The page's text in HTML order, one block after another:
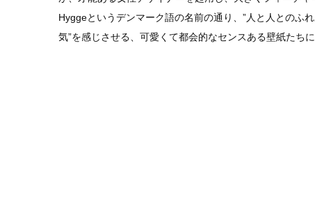
Hyggeというデンマーク語の名前の通り、”人と人とのふ
気”を感じさせる、可愛くて都会的なセンスある壁紙たちに